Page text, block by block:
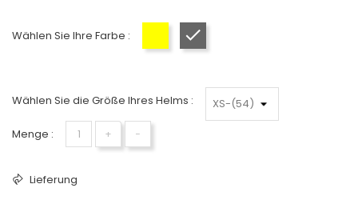
Wählen Sie Ihre Farbe : Neongelb
Wählen Sie die Größe Ihres Helms :
Menge : + −
Lieferung